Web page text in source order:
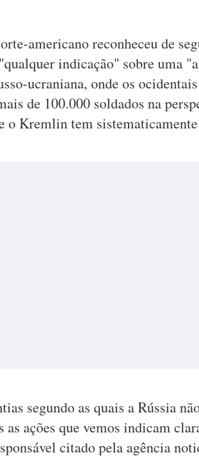
americano reconheceu de
indicação" sobre uma
ucraniana, onde os
de 100.000 soldados na
o Kremlin tem sistematicamente
segundo as quais a Rússia
ações que vemos indicam
citado pela agência